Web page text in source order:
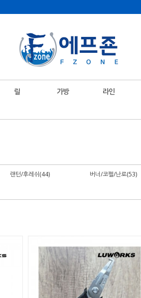
릴 가방 라인
랜턴/후레쉬(44) 버너/코펠/난로(53)